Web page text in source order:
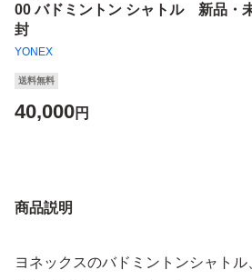
00 バドミントン シャトル 新品・
封
YONEX
送料無料
40,000円
商品説明
ヨネックスのバドミントンシャト